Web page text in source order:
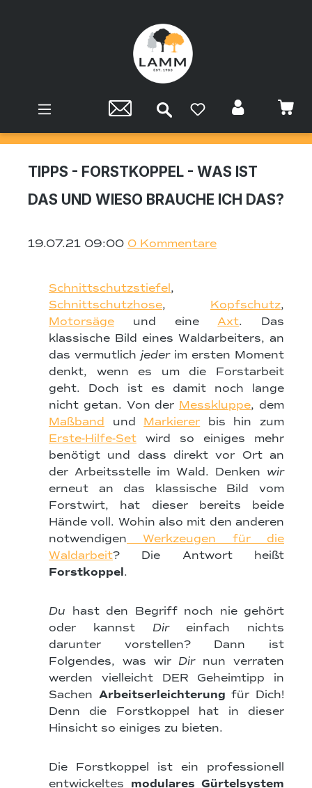
TIPPS - FORSTKOPPEL - WAS IST
DAS UND WIESO BRAUCHE ICH DAS?
19.07.21 09:00 0 Kommentare
Schnittschutzstiefel,
Schnittschutzhose, Kopfschutz,
Motorsäge und eineAxt. Das
klassische Bild eines Waldarbeiters, an
das vermutlich jederim ersten Moment
denkt, wenn es um die Forstarbeit
geht. Doch ist es damit noch lange
nicht getan. Von der Messkluppe, dem
Maßband und Markierer bis hin zum
Erste-Hilfe-Set wird so einiges mehr
benötigt und dass direkt vor Ort an
der Arbeitsstelle im Wald. Denken wir
erneut an das klassische Bild vom
Forstwirt, hat dieser bereits beide
Hände voll. Wohin also mit den anderen
notwendigen Werkzeugen für die
Waldarbeit? Die Antwort heißt
Forstkoppel.
Du hast den Begriff noch nie gehört
oder kannst Direinfach nichts
darunter vorstellen? Dann ist
Folgendes, was wir Dirnun verraten
werden vielleicht DER Geheimtipp in
Sachen Arbeitserleichterung für Dich!
Denn die Forstkoppel hat in dieser
Hinsicht so einiges zu bieten.
Die Forstkoppel ist ein professionell
entwickeltes modulares Gürtelsystem